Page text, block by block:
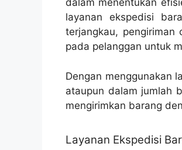
dalam menentukan
layanan ekspedisi
terjangkau,
pada pelanggan untuk
Dengan menggunakan
ataupun dalam jumlah
mengirimkan barang
Layanan Ekspedisi